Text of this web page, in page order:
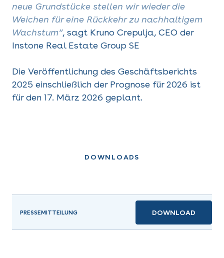
neue Grundstücke stellen wir wieder die
Weichen für eine Rückkehr zu nachhaltigem
Wachstum“, sagt Kruno Crepulja, CEO der
Instone Real Estate Group SE
Die Veröffentlichung des Geschäftsberichts
2025 einschließlich der Prognose für 2026 ist
für den 17. März 2026 geplant.
DOWNLOADS
PRESSEMITTEILUNG DOWNLOAD